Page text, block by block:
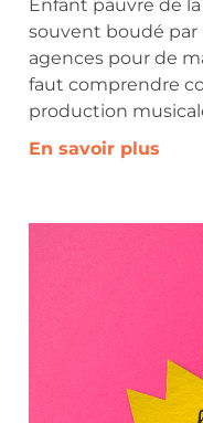
Enfant pauvre de
souvent boudé par
agences pour de
faut comprendre
production
En savoir plus